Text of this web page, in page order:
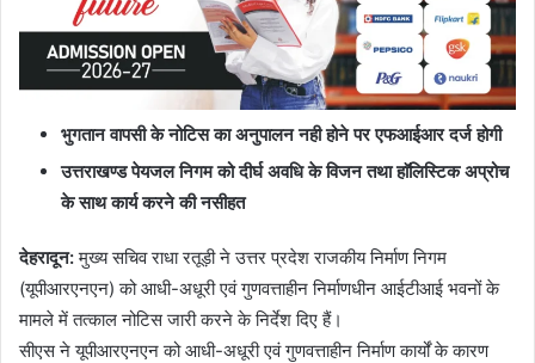
भुगतान वापसी के नोटिस का अनुपालन नही होने पर एफआईआर दर्ज होगी
उत्तराखण्ड पेयजल निगम को दीर्घ अवधि के विजन तथा हाॅलिस्टिक अप्रोच
के साथ कार्य करने की नसीहत
देहरादून:मुख्य सचिव राधा रतूड़ी ने उत्तर प्रदेश राजकीय निर्माण निगम
(यूपीआरएनएन) को आधी-अधूरी एवं गुणवत्ताहीन निर्माणधीन आईटीआई भवनों के
मामले में तत्काल नोटिस जारी करने के निर्देश दिए हैं।
सीएस ने यूपीआरएनएन को आधी-अधूरी एवं गुणवत्ताहीन निर्माण कार्यों के कारण